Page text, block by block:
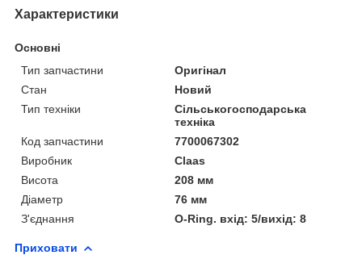
Характеристики
Основні
Тип запчастини
Оригінал
Стан
Новий
Тип техніки
Сільськогосподарська
техніка
Код запчастини
7700067302
Виробник
Claas
Висота
208 мм
Діаметр
76 мм
З'єднання
O-Ring. вхід: 5/вихід: 8
Приховати